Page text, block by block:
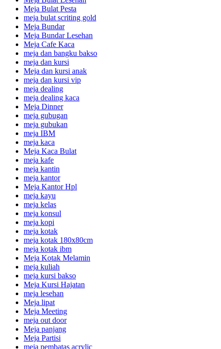
Meja Bulat Pesta
meja bulat scriting gold
Meja Bundar
Meja Bundar Lesehan
Meja Cafe Kaca
meja dan bangku bakso
meja dan kursi
Meja dan kursi anak
meja dan kursi vip
meja dealing
meja dealing kaca
Meja Dinner
meja gubugan
meja gubukan
meja IBM
meja kaca
Meja Kaca Bulat
meja kafe
meja kantin
meja kantor
Meja Kantor Hpl
meja kayu
meja kelas
meja konsul
meja kopi
meja kotak
meja kotak 180x80cm
meja kotak ibm
Meja Kotak Melamin
meja kuliah
meja kursi bakso
Meja Kursi Hajatan
meja lesehan
Meja lipat
Meja Meeting
meja out door
Meja panjang
Meja Partisi
meja pembatas acrylic